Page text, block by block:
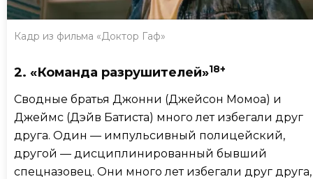
Кадр из фильма «Доктор Гаф»
2. «Команда разрушителей»18+
Сводные братья Джонни (Джейсон Момоа) и
Джеймс (Дэйв Батиста) много лет избегали друг
друга. Один — импульсивный полицейский,
другой — дисциплинированный бывший
спецназовец. Они много лет избегали друг друга,